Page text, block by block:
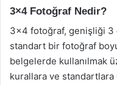
3×4 Fotoğraf Nedir?
3×4 fotoğraf, genişliği 3
standart bir fotoğraf
belgelerde kullanılmak
kurallara ve standartlara